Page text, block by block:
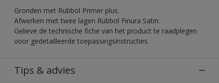
Gronden met Rubbol Primer plus.
Afwerken met twee lagen Rubbol Finura Satin.
Gelieve de technische fiche van het product te raadplegen
voor gedetailleerde toepassingsinstructies.
Tips & advies